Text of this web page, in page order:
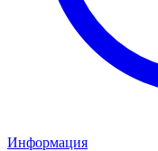
Информация